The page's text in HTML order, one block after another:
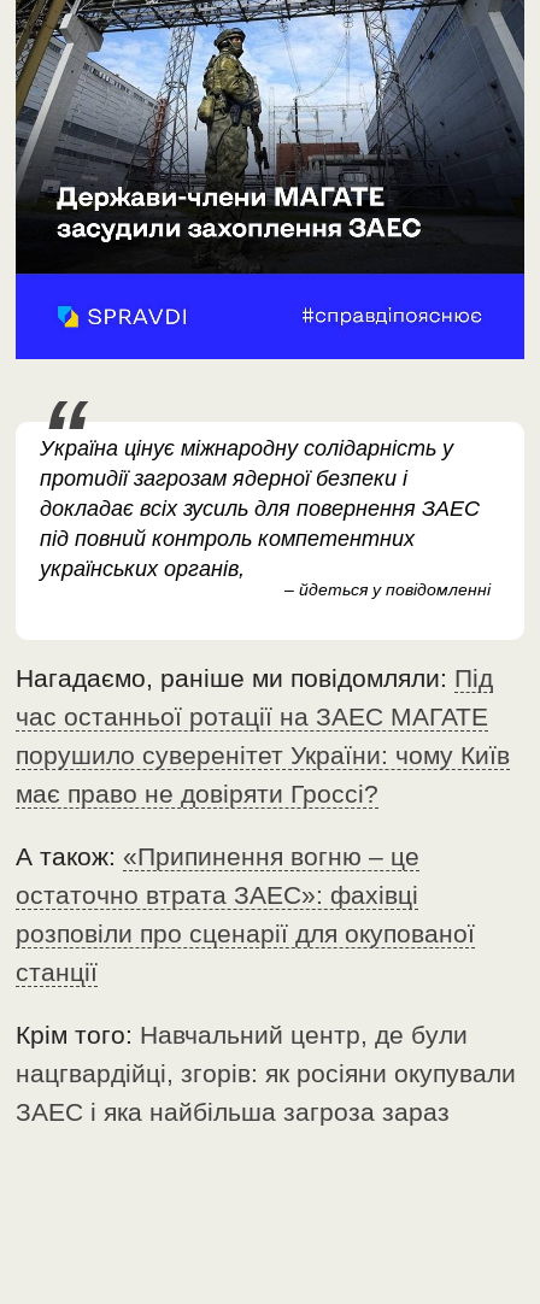
Україна цінує міжнародну солідарність у
протидії загрозам ядерної безпеки і
докладає всіх зусиль для повернення ЗАЕС
під повний контроль компетентних
українських органів,
– йдеться у повідомленні
Нагадаємо, раніше ми повідомляли: Під
час останньої ротації на ЗАЕС МАГАТЕ
порушило суверенітет України: чому Київ
має право не довіряти Гроссі?
А також:«Припинення вогню – це
остаточно втрата ЗАЕС»: фахівці
розповіли про сценарії для окупованої
станції
Крім того: Навчальний центр, де були
нацгвардійці, згорів: як росіяни окупували
ЗАЕС і яка найбільша загроза зараз